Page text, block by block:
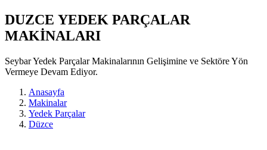
DUZCE YEDEK PARÇALAR
MAKİNALARI
Seybar Yedek Parçalar Makinalarının Gelişimine ve Sektöre Yön
Vermeye Devam Ediyor.
Anasayfa
Makinalar
Yedek Parçalar
Düzce